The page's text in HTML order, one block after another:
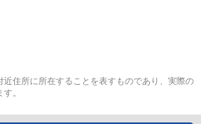
住所に所在することを表すものであり、実際の
。